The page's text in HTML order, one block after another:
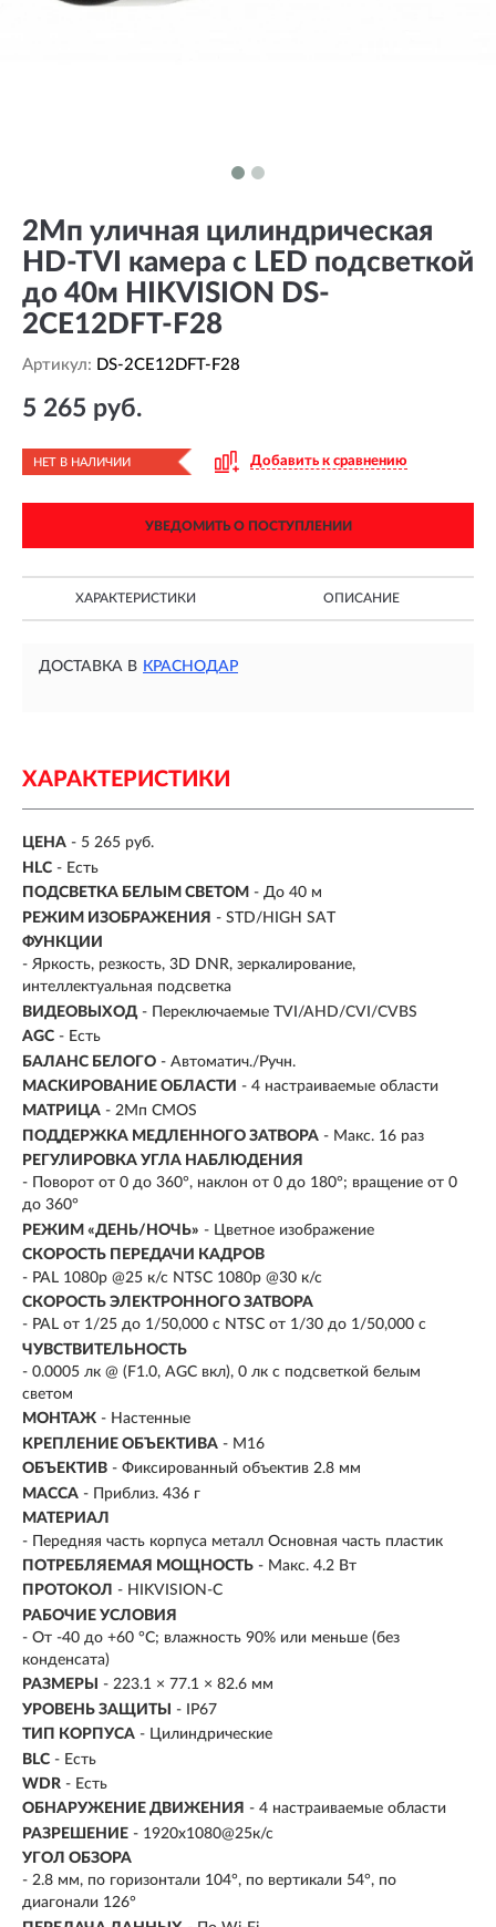
2Мп уличная цилиндрическая
HD-TVI камера с LED подсветкой
до 40м HIKVISION DS-
2CE12DFT-F28
Артикул: DS-2CE12DFT-F28
5 265 руб.
НЕТ В НАЛИЧИИ Добавить к сравнению
УВЕДОМИТЬ О ПОСТУПЛЕНИИ
ХАРАКТЕРИСТИКИ ОПИСАНИЕ
ДОСТАВКА В КРАСНОДАР
ХАРАКТЕРИСТИКИ
ЦЕНА - 5 265 руб.
HLC - Есть
ПОДСВЕТКА БЕЛЫМ СВЕТОМ - До 40 м
РЕЖИМ ИЗОБРАЖЕНИЯ - STD/HIGH SAT
ФУНКЦИИ
- Яркость, резкость, 3D DNR, зеркалирование,
интеллектуальная подсветка
ВИДЕОВЫХОД - Переключаемые TVI/AHD/CVI/CVBS
AGC - Есть
БАЛАНС БЕЛОГО - Автоматич./Ручн.
МАСКИРОВАНИЕ ОБЛАСТИ - 4 настраиваемые области
МАТРИЦА - 2Мп CMOS
ПОДДЕРЖКА МЕДЛЕННОГО ЗАТВОРА - Макс. 16 раз
РЕГУЛИРОВКА УГЛА НАБЛЮДЕНИЯ
- Поворот от 0 до 360°, наклон от 0 до 180°; вращение от 0
до 360°
РЕЖИМ «ДЕНЬ/НОЧЬ» - Цветное изображение
СКОРОСТЬ ПЕРЕДАЧИ КАДРОВ
- PAL 1080p @25 к/с NTSC 1080p @30 к/с
СКОРОСТЬ ЭЛЕКТРОННОГО ЗАТВОРА
- PAL от 1/25 до 1/50,000 с NTSC от 1/30 до 1/50,000 с
ЧУВСТВИТЕЛЬНОСТЬ
- 0.0005 лк @ (F1.0, AGC вкл), 0 лк с подсветкой белым
светом
МОНТАЖ - Настенные
КРЕПЛЕНИЕ ОБЪЕКТИВА - M16
ОБЪЕКТИВ - Фиксированный объектив 2.8 мм
МАССА - Приблиз. 436 г
МАТЕРИАЛ
- Передняя часть корпуса металл Основная часть пластик
ПОТРЕБЛЯЕМАЯ МОЩНОСТЬ - Макс. 4.2 Вт
ПРОТОКОЛ - HIKVISION-C
РАБОЧИЕ УСЛОВИЯ
- От -40 до +60 °C; влажность 90% или меньше (без
конденсата)
РАЗМЕРЫ
- 223.1 × 77.1 × 82.6 мм
УРОВЕНЬ ЗАЩИТЫ
- IP67
ТИП КОРПУСА - Цилиндрические
BLC - Есть
WDR - Есть
ОБНАРУЖЕНИЕ ДВИЖЕНИЯ - 4 настраиваемые области
РАЗРЕШЕНИЕ - 1920x1080@25к/с
УГОЛ ОБЗОРА
- 2.8 мм, по горизонтали 104°, по вертикали 54°, по
диагонали 126°